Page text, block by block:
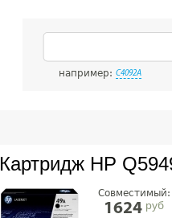
например: C4092A
Картридж HP
Совместимый:
1624 руб